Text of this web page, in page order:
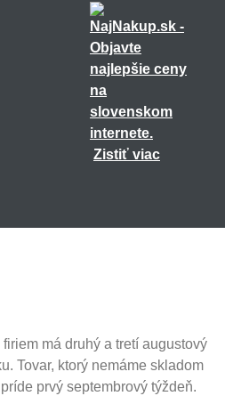
Zistiť viac
má druhý a tretí augustový
Tovar, ktorý nemáme skladom
prvý septembrový týždeň.